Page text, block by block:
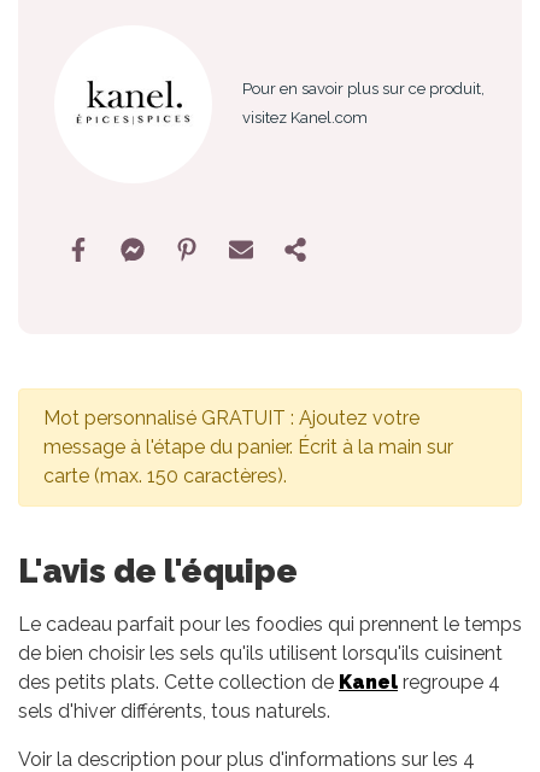
Pour en savoir plus sur ce produit,
visitez Kanel.com
Mot personnalisé GRATUIT : Ajoutez votre
message à l'étape du panier. Écrit à la main sur
carte (max. 150 caractères).
L'avis de l'équipe
Le cadeau parfait pour les foodies qui prennent le temps
de bien choisir les sels qu'ils utilisent lorsqu'ils cuisinent
des petits plats. Cette collection de Kanel regroupe 4
sels d'hiver différents, tous naturels.
Voir la description pour plus d'informations sur les 4